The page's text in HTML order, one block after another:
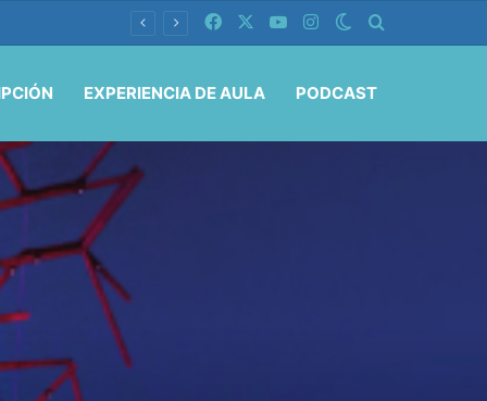
Facebook YouTubeInstagramSwitch skin
EXPERIENCIA DE AULA PODCAST